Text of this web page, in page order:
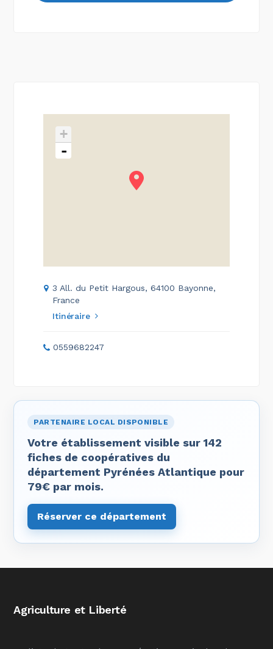
+
-
3 All. du Petit Hargous, 64100 Bayonne,
France
Itinéraire
0559682247
PARTENAIRE LOCAL DISPONIBLE
Votre établissement visible sur 142
fiches de coopératives du
département Pyrénées Atlantique pour
79€ par mois.
Réserver ce département
Agriculture et Liberté